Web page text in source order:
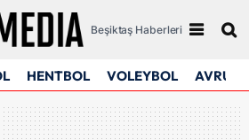
Beşiktaş Haberleri
HENTBOL VOLEYBOL